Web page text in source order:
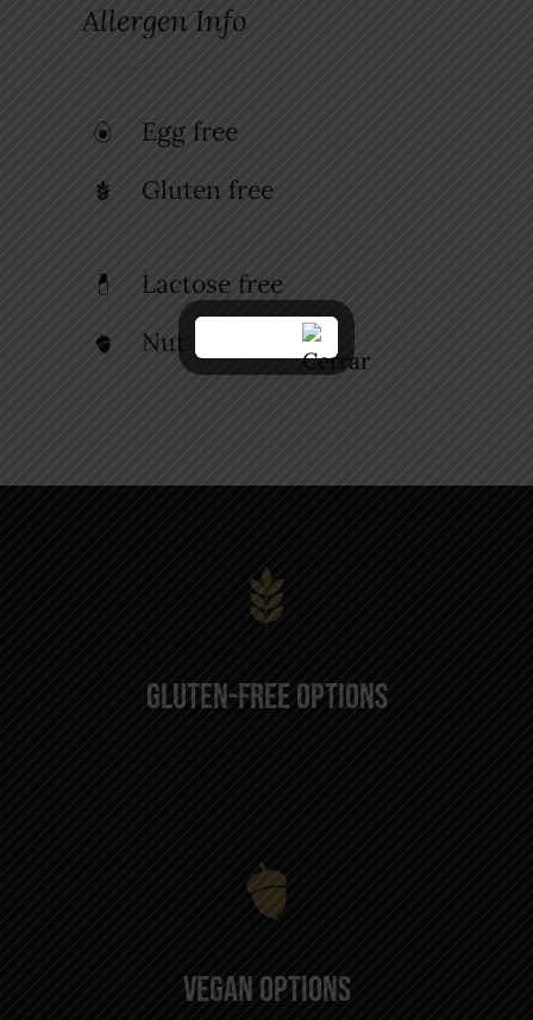
Allergen Info
Egg free
Gluten free
Lactose free
Nut free
Gluten-Free Options
Vegan Options